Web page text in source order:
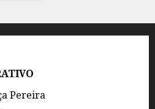
Pereira